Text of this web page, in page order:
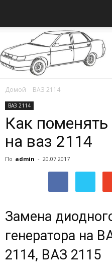
Домой ВАЗ 2114
ВАЗ 2114
Как
на ваз 2114
По admin - 20.07.2017
Замена
генератора на
2114, ВАЗ 2115